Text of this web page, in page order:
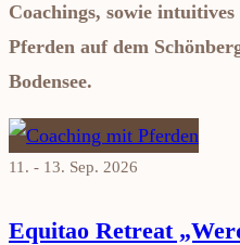
Coachings, sowie
Pferden auf dem
Bodensee.
11. - 13. Sep. 2026
Equitao Retreat